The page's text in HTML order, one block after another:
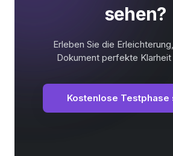
sehen?
Erleben Sie die
Dokument perfekte Klarheit
Kostenlose Testphase